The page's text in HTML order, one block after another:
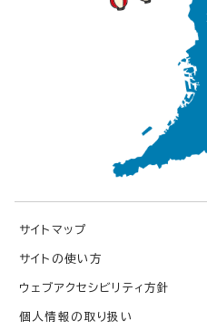
サイトマップ
サイトの使い方
ウェブアクセシビリティ方針
個人情報の取り扱い